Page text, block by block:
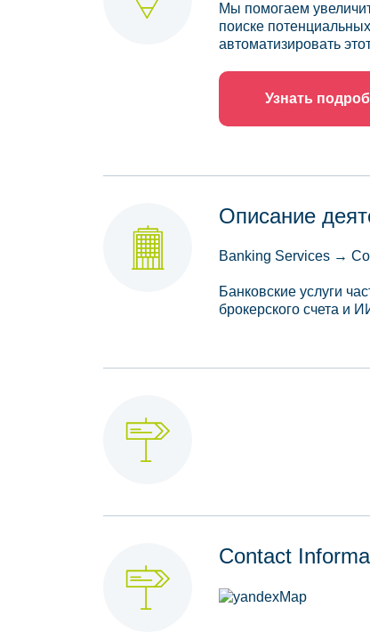
Мы помогаем
поиске
автоматизировать
Узнать
Описание
Banking Services →
Банковские услуги
брокерского счета и
Contact